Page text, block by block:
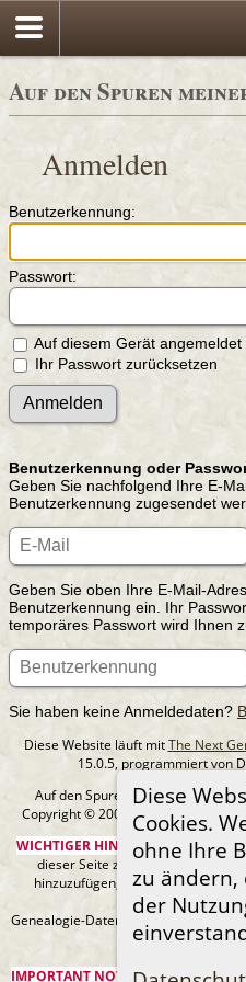
Auf den Spuren
Diese
Cookies.
ohne Ihre
zu ändern,
der
Anmelden
Benutzerkennung:
Passwort:
Auf diesem Gerät angemeldet
Ihr Passwort zurücksetzen
Benutzerkennung oder
Geben Sie nachfolgend Ihre E-
Benutzerkennung zugesendet
Geben Sie oben Ihre E-Mail-
Benutzerkennung ein. Ihr
temporäres Passwort wird Ihnen
Sie haben keine Anmeldedaten?
Diese Website läuft mitThe Next
15.0.5, programmiert von
Auf den Spuren meiner Ahnen -
Copyright © 2005-2026 Alle Rechte
WICHTIGER HINWEIS:Sie sind nicht
dieser Seite zu Ancestry.com
hinzuzufügen, ohne mein
Website
Genealogie-Daten können sich
IMPORTANT NOTICE:You are not